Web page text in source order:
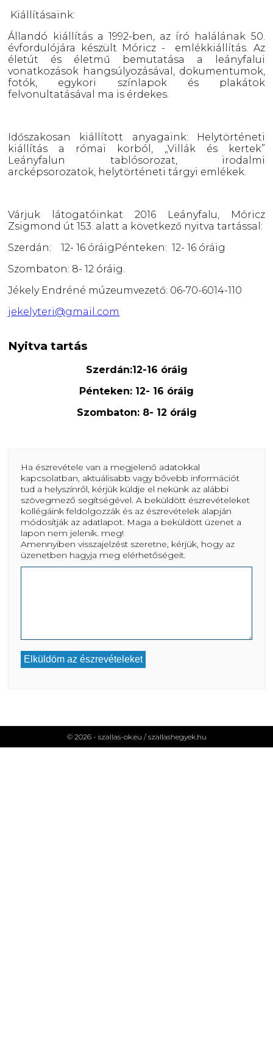
Várjuk látogatóinkat 2016 Leányfalu, Móricz
Zsigmond út 153. alatt a következő nyitva tartással:
Szombaton: 8- 12 óráig.
Kiállításaink:
Pénteken: 12- 16 óráig
Állandó kiállítás a 1992-ben, az író halálának 50.
évfordulójára készült Móricz - emlékkiállítás. Az
életút és életmű bemutatása a leányfalui
vonatkozások hangsúlyozásával, dokumentumok,
fotók, egykori színlapok és plakátok
felvonultatásával ma is érdekes.
jekelyteri@gmail.com
Időszakosan kiállított anyagaink: Helytörténeti
kiállítás a római korból, „Villák és kertek”
Leányfalun tablósorozat, irodalmi
arcképsorozatok, helytörténeti tárgyi emlékek.
Szerdán: 12- 16 óráig
Jékely Endréné múzeumvezető: 06-70-6014-110
Nyitva tartás
Szerdán:12-16 óráig
Pénteken: 12- 16 óráig
Szombaton: 8- 12 óráig
Ha észrevétele van a megjelenő adatokkal
kapcsolatban, aktuálisabb vagy bővebb információt
tud a helyszínről, kérjük küldje el nekünk az alábbi
szövegmező segítségével. A beküldött észrevételeket
kollégáink feldolgozzák és az észrevételek alapján
módosítják az adatlapot. Maga a beküldött üzenet a
lapon nem jelenik. meg!
Amennyiben visszajelzést szeretne, kérjük, hogy az
üzenetben hagyja meg elérhetőségeit.
© 2026 - szallas-ok.eu / szallashegyek.hu